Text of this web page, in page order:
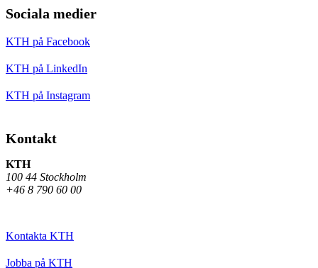
Sociala medier
KTH på Facebook
KTH på LinkedIn
KTH på Instagram
Kontakt
KTH
100 44 Stockholm
+46 8 790 60 00
Kontakta KTH
Jobba på KTH